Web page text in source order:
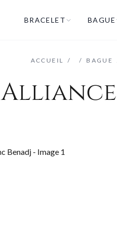
BRACELET BAGUE
ACCUEIL / / BAGUE
Alliance